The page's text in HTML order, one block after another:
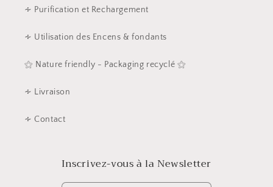
∻ Purification et Rechargement
∻ Utilisation des Encens & fondants
⚝ Nature friendly - Packaging recyclé ⚝
∻ Livraison
∻ Contact
Inscrivez-vous à la Newsletter